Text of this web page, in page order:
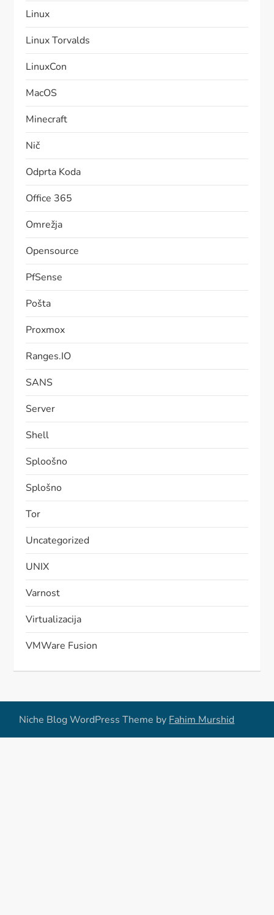
Linux
Linux Torvalds
LinuxCon
MacOS
Minecraft
Nič
Odprta Koda
Office 365
Omrežja
Opensource
PfSense
Pošta
Proxmox
Ranges.IO
SANS
Server
Shell
Sploošno
Splošno
Tor
Uncategorized
UNIX
Varnost
Virtualizacija
VMWare Fusion
Niche Blog WordPress Theme by Fahim Murshid